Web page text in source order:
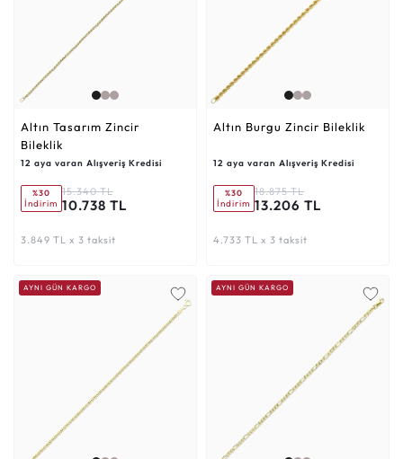
Altın Tasarım Zincir
Bileklik
12 aya varan Alışveriş Kredisi
%30
İndirim
15.340 TL
10.738 TL
3.849 TL x 3 taksit
Altın Burgu Zincir Bileklik
12 aya varan Alışveriş Kredisi
%30
İndirim
18.875 TL
13.206 TL
4.733 TL x 3 taksit
AYNI GÜN KARGO AYNI GÜN KARGO